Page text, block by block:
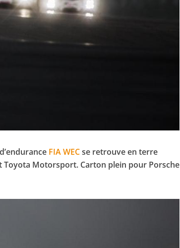
FIA WECse retrouve en terre
Toyota Motorsport. Carton plein pour Porsche